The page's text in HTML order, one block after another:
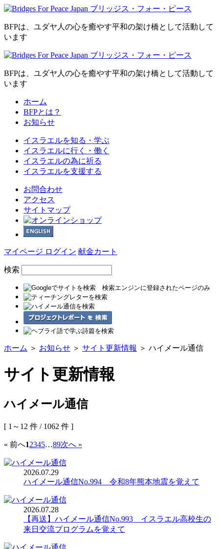
BFPは、ユダヤ人の心を癒やす平和の架け橋として活動して
います
BFPは、ユダヤ人の心を癒やす平和の架け橋として活動して
います
ホーム
BFPとは？
お知らせ
イスラエルを知る・学ぶ
イスラエルに行く・働く
イスラエルの為に祈る
イスラエルを支援する
お問合わせ
アクセス
サイトマップ
マイページ ログイン 献金カート
検索
ホーム ＞ お知らせ ＞ サイト更新情報 ＞ ハイメール通信
サイト更新情報
ハイメール通信
[ 1～12 件 / 1062 件 ]
« 前へ12345…89次へ »
2026.07.29
2026.07.28
【再送】ハイメール通信No.993 イスラエル高校生の